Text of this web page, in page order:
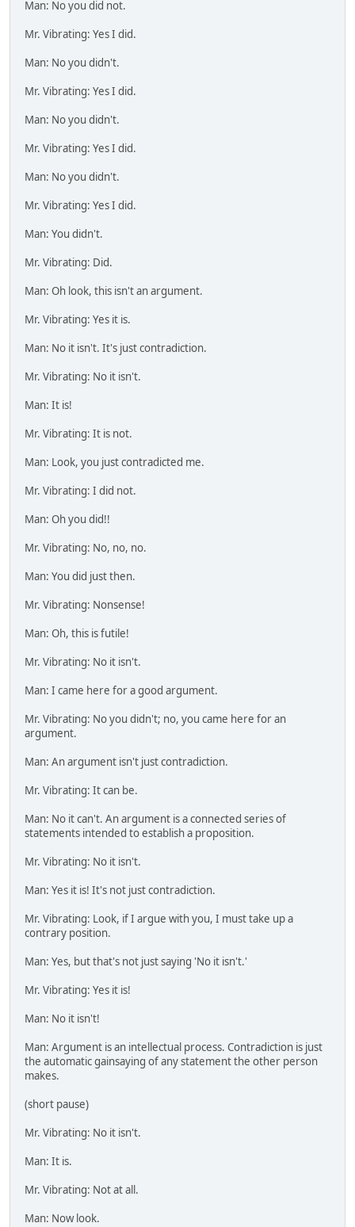
Man: No you did not.
Mr. Vibrating: Yes I did.
Man: No you didn't.
Mr. Vibrating: Yes I did.
Man: No you didn't.
Mr. Vibrating: Yes I did.
Man: No you didn't.
Mr. Vibrating: Yes I did.
Man: You didn't.
Mr. Vibrating: Did.
Man: Oh look, this isn't an argument.
Mr. Vibrating: Yes it is.
Man: No it isn't. It's just contradiction.
Mr. Vibrating: No it isn't.
Man: It is!
Mr. Vibrating: It is not.
Man: Look, you just contradicted me.
Mr. Vibrating: I did not.
Man: Oh you did!!
Mr. Vibrating: No, no, no.
Man: You did just then.
Mr. Vibrating: Nonsense!
Man: Oh, this is futile!
Mr. Vibrating: No it isn't.
Man: I came here for a good argument.
Mr. Vibrating: No you didn't; no, you came here for an
argument.
Man: An argument isn't just contradiction.
Mr. Vibrating: It can be.
Man: No it can't. An argument is a connected series of
statements intended to establish a proposition.
Mr. Vibrating: No it isn't.
Man: Yes it is! It's not just contradiction.
Mr. Vibrating: Look, if I argue with you, I must take up a
contrary position.
Man: Yes, but that's not just saying 'No it isn't.'
Mr. Vibrating: Yes it is!
Man: No it isn't!
Man: Argument is an intellectual process. Contradiction is just
the automatic gainsaying of any statement the other person
makes.
(short pause)
Mr. Vibrating: No it isn't.
Man: It is.
Mr. Vibrating: Not at all.
Man: Now look.